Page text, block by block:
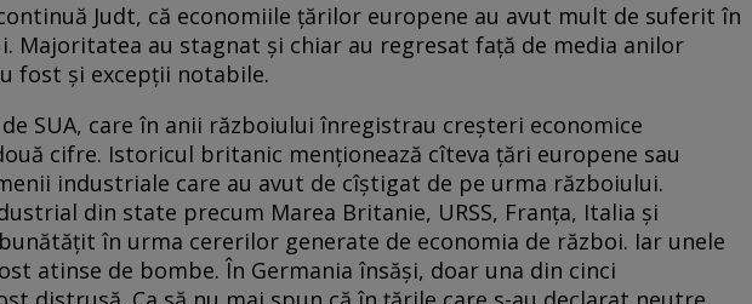
Judt, că economiile țărilor europene au avut mult de suferit în
Majoritatea au stagnat și chiar au regresat față de media anilor
fost și excepții notabile.
SUA, care în anii războiului înregistrau creșteri economice
cifre. Istoricul britanic menționează cîteva țări europene sau
industriale care au avut de cîștigat de pe urma războiului.
din state precum Marea Britanie, URSS, Franța, Italia și
în urma cererilor generate de economia de război. Iar unele
atinse de bombe. În Germania însăși, doar una din cinci